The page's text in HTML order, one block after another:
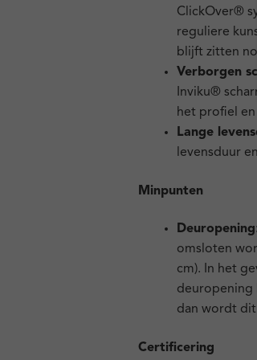
ClickOver®
reguliere
blijft zitten
Verborgen
Inviku®
het profiel
Lange
levensduur
Minpunten
Deuropening
omsloten
cm). In het
deuropening
dan wordt
Certificering